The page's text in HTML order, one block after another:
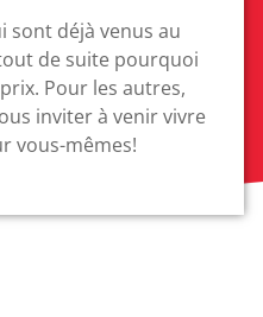
sont déjà venus au
de suite pourquoi
Pour les autres,
inviter à venir vivre
vous-mêmes!